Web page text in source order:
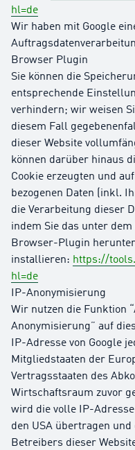
hl=de
Wir haben mit Google
Browser Plugin
Sie können die
entsprechende
verhindern; wir weisen
diesem Fall
dieser Website
können darüber hinaus
Cookie erzeugten und
bezogenen Daten (inkl.
die Verarbeitung dieser
indem Sie das unter
Browser-Plugin
installieren: https://
hl=de
IP-Anonymisierung
Wir nutzen die Funktion
Anonymisierung” auf
IP-Adresse von Google
Mitgliedstaaten der
Vertragsstaaten des
Wirtschaftsraum zuvor
wird die volle IP-Adresse
den USA übertragen
Betreibers dieser